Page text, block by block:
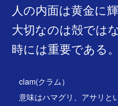
人の内面は黄金に
大切なのは殻では
時には重要である。
clam(クラム）
意味はハマグリ、アサリと